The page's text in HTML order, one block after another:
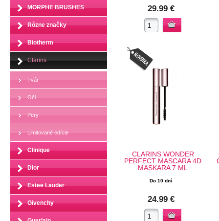
MORPHE BRUSHES
Rôzne značky
Biotherm
Clarins
Tvár
Oči
Pery
Limitované edície
Clinique
Dior
Estee Lauder
Givenchy
29.99 €
CLARINS WONDER
PERFECT MASCARA 4D
MASKARA 7 ML
Do 10 dní
24.99 €